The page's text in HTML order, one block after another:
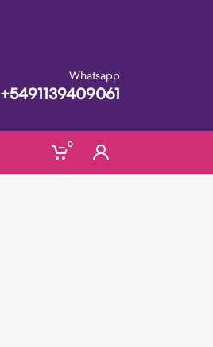
Whatsapp
+5491139409061
0